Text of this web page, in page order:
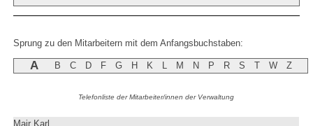
Sprung zu den Mitarbeitern mit dem Anfangsbuchstaben:
A B C D F G H K L M N P R S T W Z
Telefonliste der Mitarbeiter/innen der Verwaltung
Mair Karl